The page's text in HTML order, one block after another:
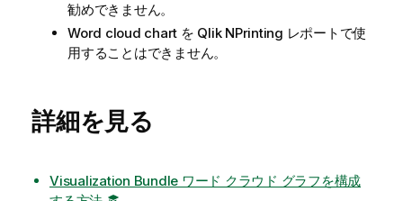
勧めできません。
Word cloud chart を Qlik NPrinting レポートで使
用することはできません。
詳細を見る
Visualization Bundle ワード クラウド グラフを構成